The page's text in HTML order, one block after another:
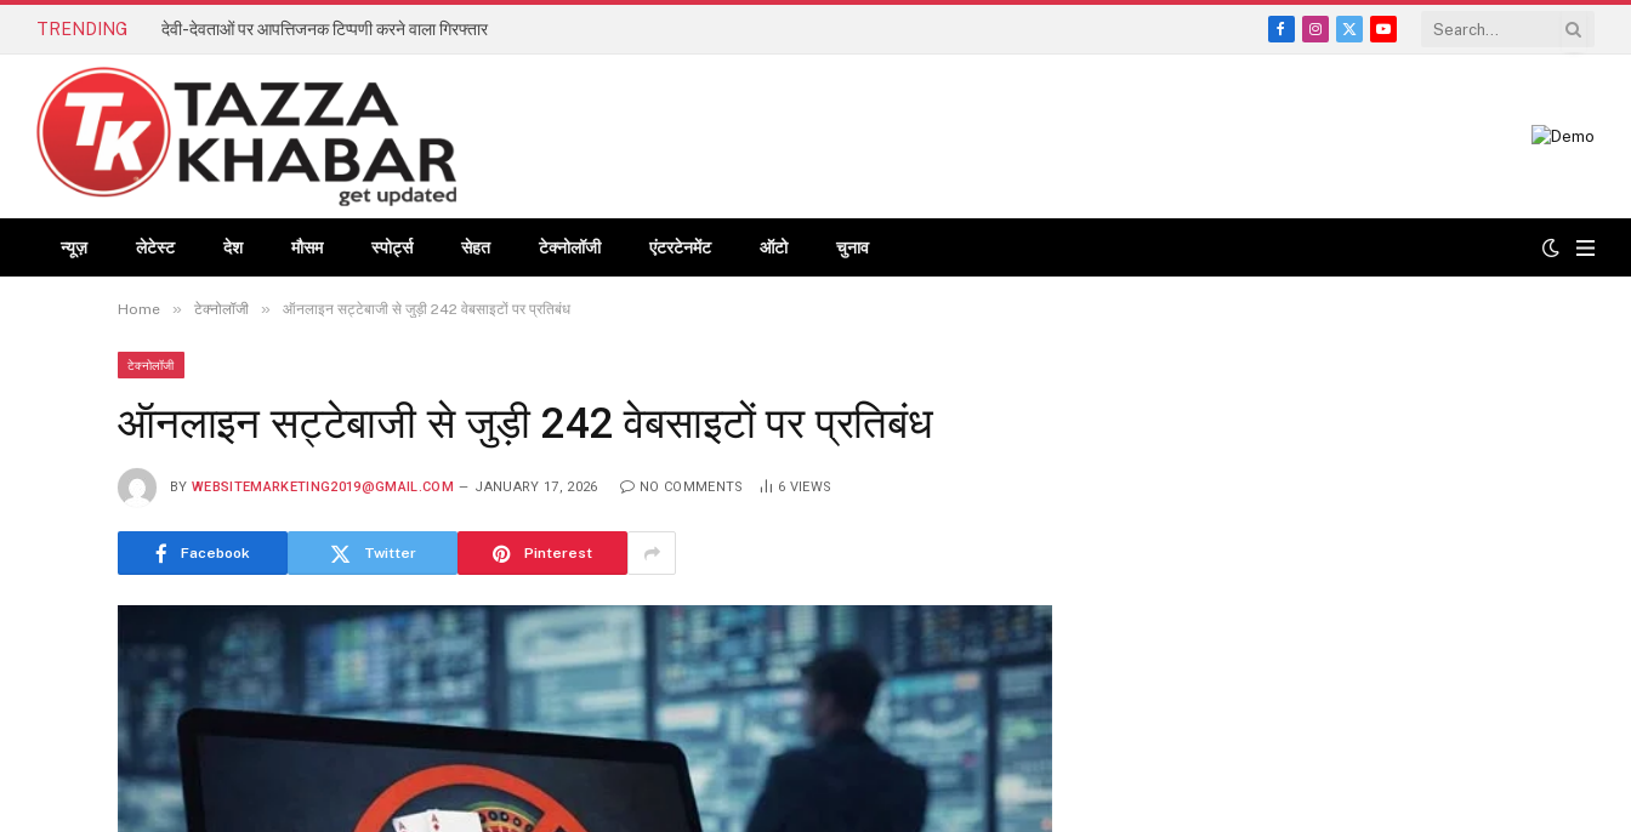
TRENDING देवी-देवताओं पर आपत्तिजनक टिप्पणी करने वाला गिरफ्तार
Facebook
Instagram
X
YouTube
न्यूज़ लेटेस्ट देश मौसम स्पोर्ट्स सेहत टेक्नोलॉजी एंटरटेनमेंट ऑटो चुनाव
Home » टेक्नोलॉजी » ऑनलाइन सट्टेबाजी से जुड़ी 242 वेबसाइटों पर प्रतिबंध
टेक्नोलॉजी
ऑनलाइन सट्टेबाजी से जुड़ी 242 वेबसाइटों पर प्रतिबंध
BY WEBSITEMARKETING2019@GMAIL.COM JANUARY 17, 2026 NO COMMENTS 6 VIEWS
Facebook Twitter Pinterest